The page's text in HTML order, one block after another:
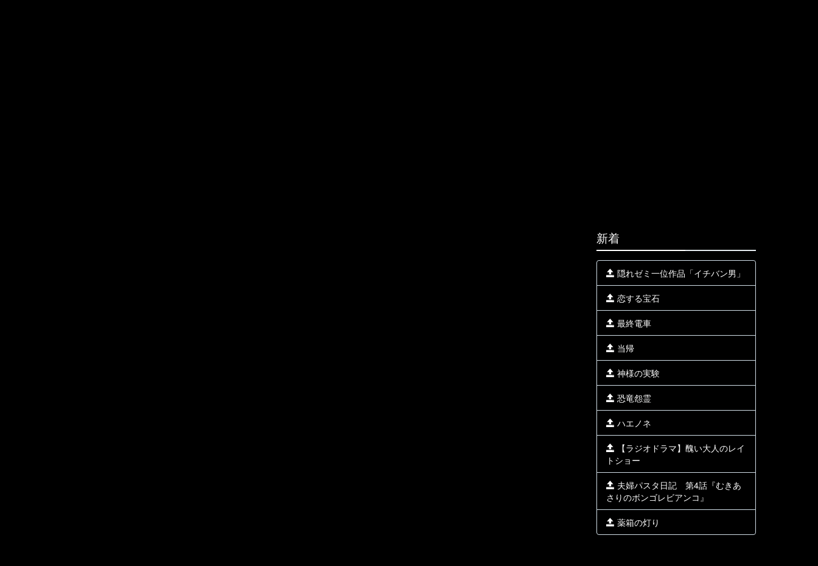
新着
隠れゼミ一位作品「イチバン男」
恋する宝石
最終電車
当帰
神様の実験
恐竜怨霊
ハエノネ
【ラジオドラマ】醜い大人のレイ
トショー
夫婦パスタ日記 第4話『むきあ
さりのボンゴレビアンコ』
薬箱の灯り